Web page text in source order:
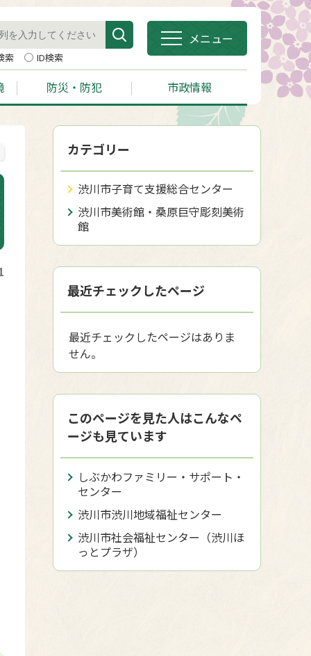
索 ID検索
メニュー
防災・防犯 市政情報
カテゴリー
渋川市子育て支援総合センター
渋川市美術館・桑原巨守彫刻美術
館
最近チェックしたページ
最近チェックしたページはありま
せん。
このページを見た人はこんなペ
ージも見ています
しぶかわファミリー・サポート・
センター
渋川市渋川地域福祉センター
渋川市社会福祉センター（渋川ほ
っとプラザ）